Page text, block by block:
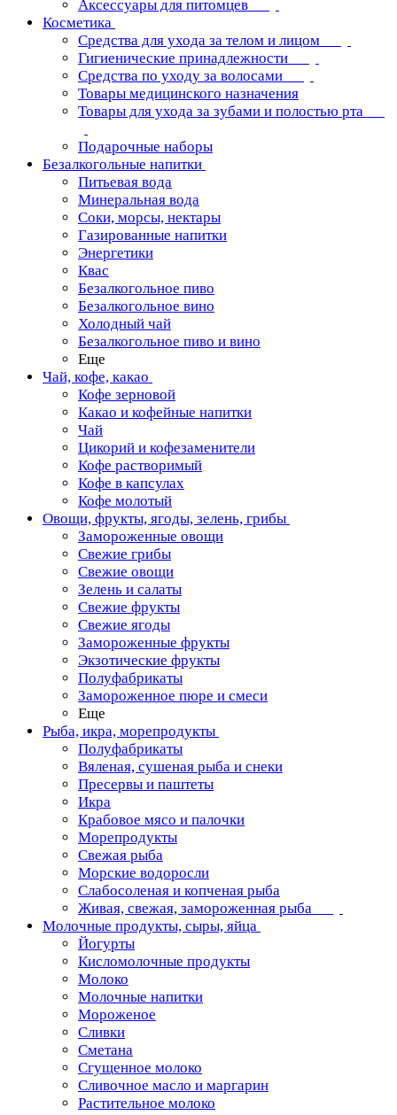
Аксессуары для питомцев
Косметика
Средства для ухода за телом и лицом
Гигиенические принадлежности
Средства по уходу за волосами
Товары медицинского назначения
Товары для ухода за зубами и полостью рта
Подарочные наборы
Безалкогольные напитки
Питьевая вода
Минеральная вода
Соки, морсы, нектары
Газированные напитки
Энергетики
Квас
Безалкогольное пиво
Безалкогольное вино
Холодный чай
Безалкогольное пиво и вино
Еще
Чай, кофе, какао
Кофе зерновой
Какао и кофейные напитки
Чай
Цикорий и кофезаменители
Кофе растворимый
Кофе в капсулах
Кофе молотый
Овощи, фрукты, ягоды, зелень, грибы
Замороженные овощи
Свежие грибы
Свежие овощи
Зелень и салаты
Свежие фрукты
Свежие ягоды
Замороженные фрукты
Экзотические фрукты
Полуфабрикаты
Замороженное пюре и смеси
Еще
Рыба, икра, морепродукты
Полуфабрикаты
Вяленая, сушеная рыба и снеки
Пресервы и паштеты
Икра
Крабовое мясо и палочки
Морепродукты
Свежая рыба
Морские водоросли
Слабосоленая и копченая рыба
Живая, свежая, замороженная рыба
Молочные продукты, сыры, яйца
Йогурты
Кисломолочные продукты
Молоко
Молочные напитки
Мороженое
Сливки
Сметана
Сгущенное молоко
Сливочное масло и маргарин
Растительное молоко